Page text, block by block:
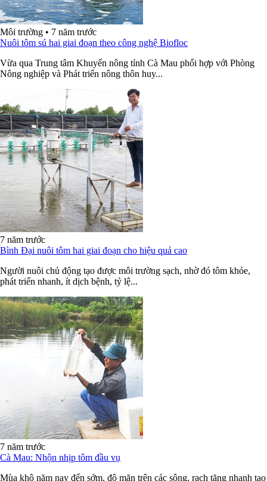
Môi trường • 7 năm trước
Nuôi tôm sú hai giai đoạn theo công nghệ Biofloc
Vừa qua Trung tâm Khuyến nông tỉnh Cà Mau phối hợp với Phòng
Nông nghiệp và Phát triển nông thôn huy...
7 năm trước
Bình Đại nuôi tôm hai giai đoạn cho hiệu quả cao
Người nuôi chủ động tạo được môi trường sạch, nhờ đó tôm khỏe,
phát triển nhanh, ít dịch bệnh, tỷ lệ...
7 năm trước
Cà Mau: Nhộn nhịp tôm đầu vụ
Mùa khô năm nay đến sớm, độ mặn trên các sông, rạch tăng nhanh tạo